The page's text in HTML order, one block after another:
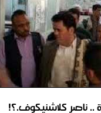
.. ناصر كلاشنيكوف.؟!